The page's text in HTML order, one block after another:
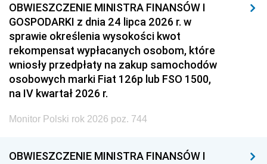
OBWIESZCZENIE MINISTRA FINANSÓW I
GOSPODARKI z dnia 24 lipca 2026 r. w
sprawie określenia wysokości kwot
rekompensat wypłacanych osobom, które
wniosły przedpłaty na zakup samochodów
osobowych marki Fiat 126p lub FSO 1500,
na IV kwartał 2026 r.
Monitor Polski rok 2026 poz. 744
OBWIESZCZENIE MINISTRA FINANSÓW I